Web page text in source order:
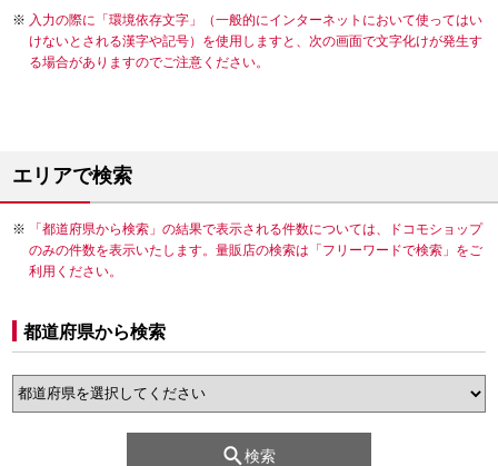
入力の際に「環境依存文字」（一般的にインターネットにおいて使ってはい
けないとされる漢字や記号）を使用しますと、次の画面で文字化けが発生す
る場合がありますのでご注意ください。
エリアで検索
「都道府県から検索」の結果で表示される件数については、ドコモショップ
のみの件数を表示いたします。量販店の検索は「フリーワードで検索」をご
利用ください。
都道府県から検索
検索